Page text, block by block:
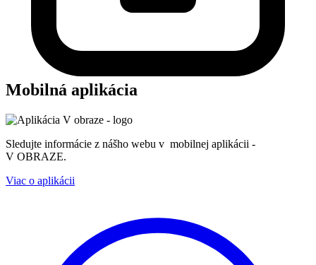
Mobilná aplikácia
Sledujte informácie z nášho webu v mobilnej aplikácii -
V OBRAZE.
Viac o aplikácii